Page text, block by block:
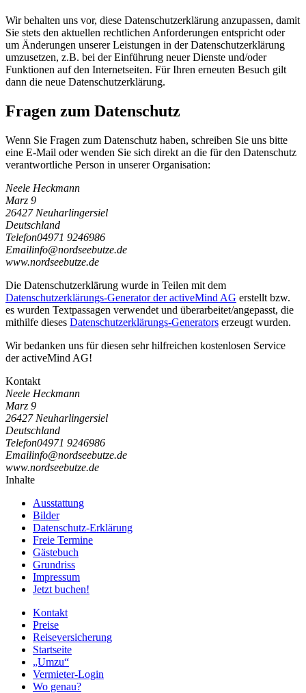
Wir behalten uns vor, diese Datenschutzerklärung anzupassen, damit
Sie stets den aktuellen rechtlichen Anforderungen entspricht oder
um Änderungen unserer Leistungen in der Datenschutzerklärung
umzusetzen, z.B. bei der Einführung neuer Dienste und/oder
Funktionen auf den Internetseiten. Für Ihren erneuten Besuch gilt
dann die neue Datenschutzerklärung.
Fragen zum Datenschutz
Wenn Sie Fragen zum Datenschutz haben, schreiben Sie uns bitte
eine E-Mail oder wenden Sie sich direkt an die für den Datenschutz
verantwortliche Person in unserer Organisation:
Neele Heckmann
Marz 9
26427 Neuharlingersiel
Deutschland
Telefon04971 9246986
Emailinfo@nordseebutze.de
www.nordseebutze.de
Die Datenschutzerklärung wurde in Teilen mit dem
Datenschutzerklärungs-Generator der activeMind AG erstellt bzw.
es wurden Textpassagen verwendet und überarbeitet/angepasst, die
mithilfe dieses Datenschutzerklärungs-Generators erzeugt wurden.
Wir bedanken uns für diesen sehr hilfreichen kostenlosen Service
der activeMind AG!
Kontakt
Neele Heckmann
Marz 9
26427 Neuharlingersiel
Deutschland
Telefon04971 9246986
Emailinfo@nordseebutze.de
www.nordseebutze.de
Inhalte
Ausstattung
Bilder
Datenschutz-Erklärung
Freie Termine
Gästebuch
Grundriss
Impressum
Jetzt buchen!
Kontakt
Preise
Reiseversicherung
Startseite
„Umzu“
Vermieter-Login
Wo genau?